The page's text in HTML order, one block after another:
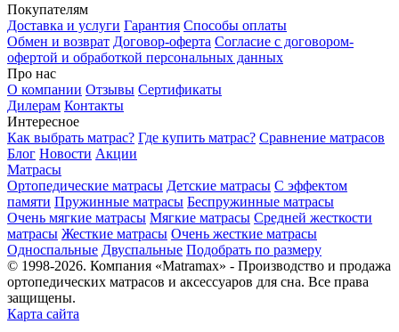
Покупателям
Доставка и услуги Гарантия Способы оплаты
Обмен и возврат Договор-оферта Согласие с договором-
офертой и обработкой персональных данных
Про нас
О компании Отзывы Сертификаты
Дилерам Контакты
Интересное
Как выбрать матрас? Где купить матрас? Сравнение матрасов
Блог Новости Акции
Матрасы
Ортопедические матрасы Детские матрасы С эффектом
памяти Пружинные матрасы Беспружинные матрасы
Очень мягкие матрасы Мягкие матрасы Средней жесткости
матрасы Жесткие матрасы Очень жесткие матрасы
Односпальные Двуспальные Подобрать по размеру
© 1998-2026. Компания «Matramax» - Производство и продажа
ортопедических матрасов и аксессуаров для сна. Все права
защищены.
Карта сайта